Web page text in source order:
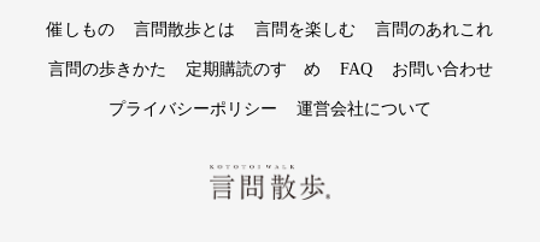
催しもの 言問散歩とは 言問を楽しむ 言問のあれこれ
言問の歩きかた 定期購読のすゝめ FAQ お問い合わせ
プライバシーポリシー 運営会社について